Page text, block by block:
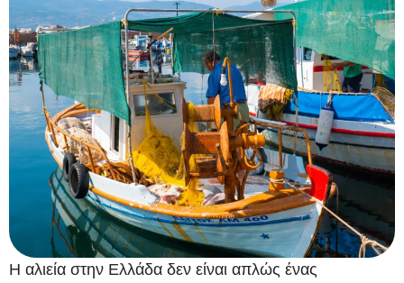
Η αλιεία στην Ελλάδα δεν είναι απλώς ένας